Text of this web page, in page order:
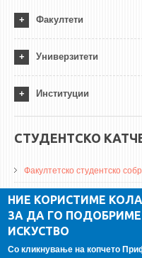
Факултети
Универзитети
Институции
СТУДЕНТСКО
Факултетско студентско
ДА Винчи магазин
Алумни асоцијација
НИЕ КОРИСТИМЕ
ЗА ДА ГО
ИСКУСТВО
Со кликнување на копчето